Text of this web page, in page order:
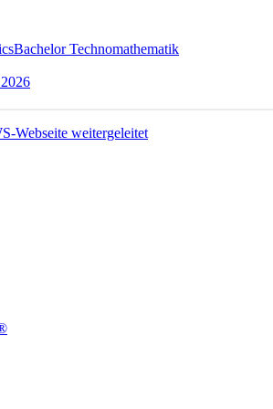
Bachelor Technomathematik